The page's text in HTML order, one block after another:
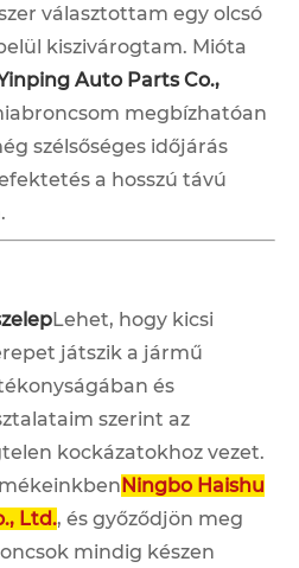
választottam egy olcsó
kiszivárogtam. Mióta
Auto Parts Co.,
megbízhatóan
szélsőséges időjárás
a hosszú távú
Lehet, hogy kicsi
játszik a jármű
és
szerint az
kockázatokhoz vezet.
Ningbo Haishu
Ltd., és győződjön meg
mindig készen